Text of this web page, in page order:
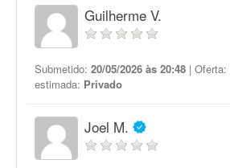
Guilherme V.
Submetido: 20/05/2026 às 20:48 | Oferta:
estimada: Privado
Joel M.